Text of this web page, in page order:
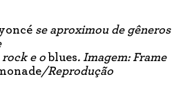
se aproximou de gêneros
e o blues. Imagem: Frame
/Reprodução